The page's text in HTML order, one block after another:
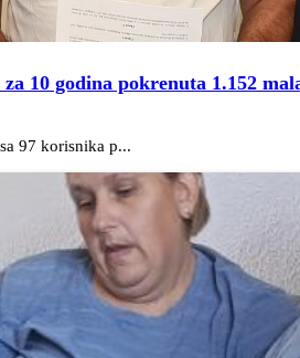
10 godina pokrenuta 1.152
97 korisnika p...